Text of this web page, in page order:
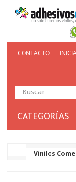
CONTACTO
CATEGORÍAS
Vinilos